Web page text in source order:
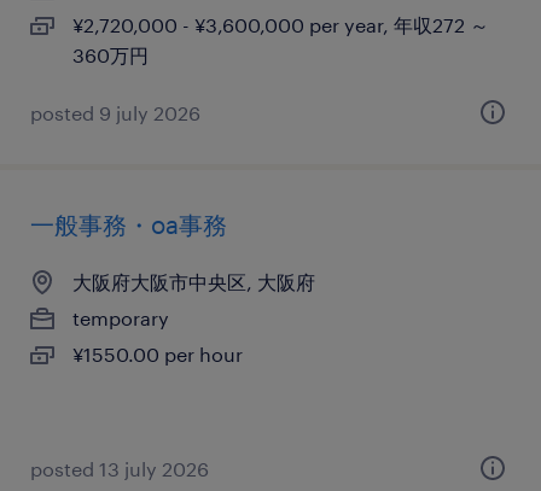
¥2,720,000 - ¥3,600,000 per year, 年収272 ～
360万円
posted 9 july 2026
一般事務・oa事務
大阪府大阪市中央区, 大阪府
temporary
¥1550.00 per hour
posted 13 july 2026